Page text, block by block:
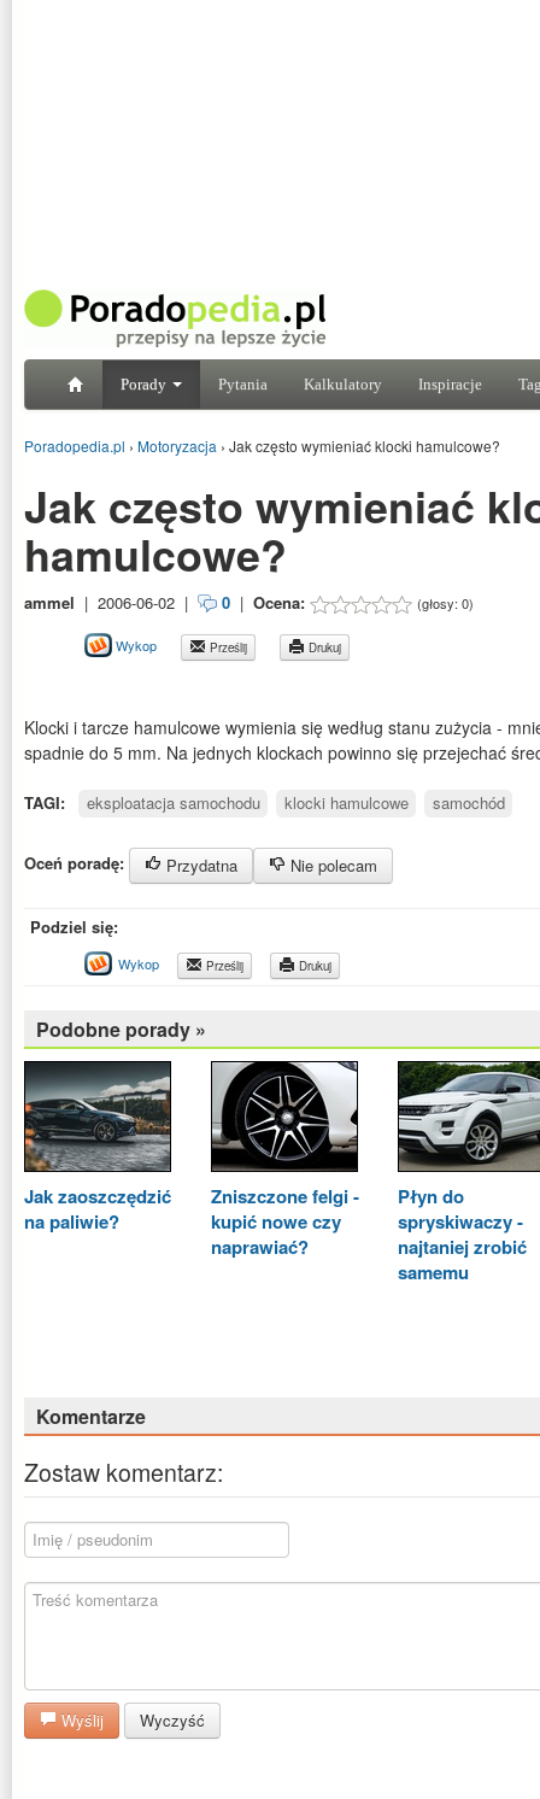
Porady Pytania Kalkulatory Inspiracje
Poradopedia.pl › Motoryzacja › Jak często wymieniać klocki hamulcowe?
Jak często wymieniać
hamulcowe?
ammel | 2006-06-02 | 0 | Ocena: (głosy: 0)
Wykop Prześlij Drukuj
Klocki i tarcze hamulcowe wymienia się według stanu zużycia -
spadnie do 5 mm. Na jednych klockach powinno się przejechać
TAGI: eksploatacja samochodu klocki hamulcowe samochód
Oceń poradę: Przydatna Nie polecam
Podziel się:
Wykop Prześlij Drukuj
Podobne porady »
Jak zaoszczędzić
na paliwie?
Zniszczone felgi -
kupić nowe czy
naprawiać?
Płyn do
spryskiwaczy -
najtaniej zrobić
samemu
Komentarze
Zostaw komentarz:
Wyślij Wyczyść